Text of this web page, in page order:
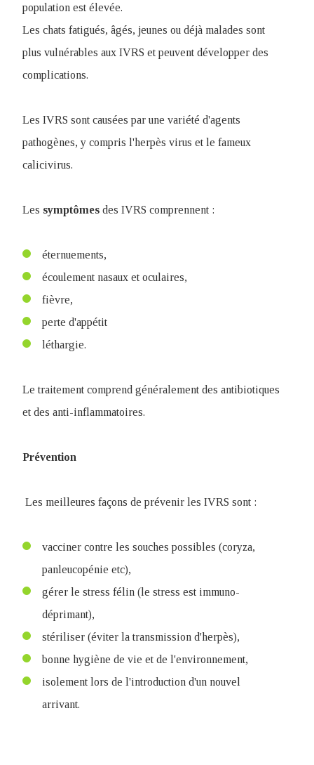
population est élevée.
Les chats fatigués, âgés, jeunes ou déjà malades sont
plus vulnérables aux IVRS et peuvent développer des
complications.
Les IVRS sont causées par une variété d'agents
pathogènes, y compris l'herpès virus et le fameux
calicivirus.
Les symptômes des IVRS comprennent :
éternuements,
écoulement nasaux et oculaires,
fièvre,
perte d'appétit
léthargie.
Le traitement comprend généralement des antibiotiques
et des anti-inflammatoires.
Prévention
Les meilleures façons de prévenir les IVRS sont :
vacciner contre les souches possibles (coryza,
panleucopénie etc),
gérer le stress félin (le stress est immuno-
déprimant),
stériliser (éviter la transmission d'herpès),
bonne hygiène de vie et de l'environnement,
isolement lors de l'introduction d'un nouvel
arrivant.